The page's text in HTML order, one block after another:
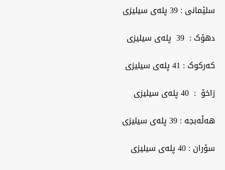
سلێمانی : 39 پلەی سیلیزی
دهۆک : 39 پلەی سیلیزی
کەرکوک : 41 پلەی سیلیزی
زاخۆ : 40 پلەی سیلیزی
هەڵەبجە : 39 پلەی سیلیزی
سۆران : 40 پلەی سیلیزی